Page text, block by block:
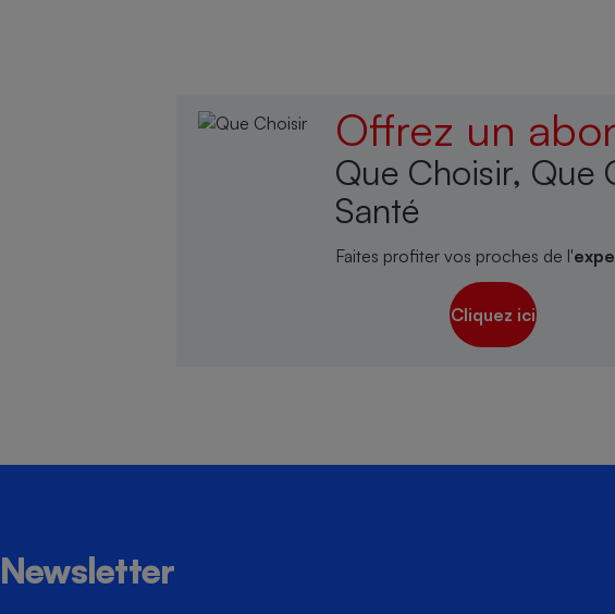
Offrez un
Que Choisir, Que
Santé
Faites profiter vos proches de l'
Cliquez ici
Newsletter